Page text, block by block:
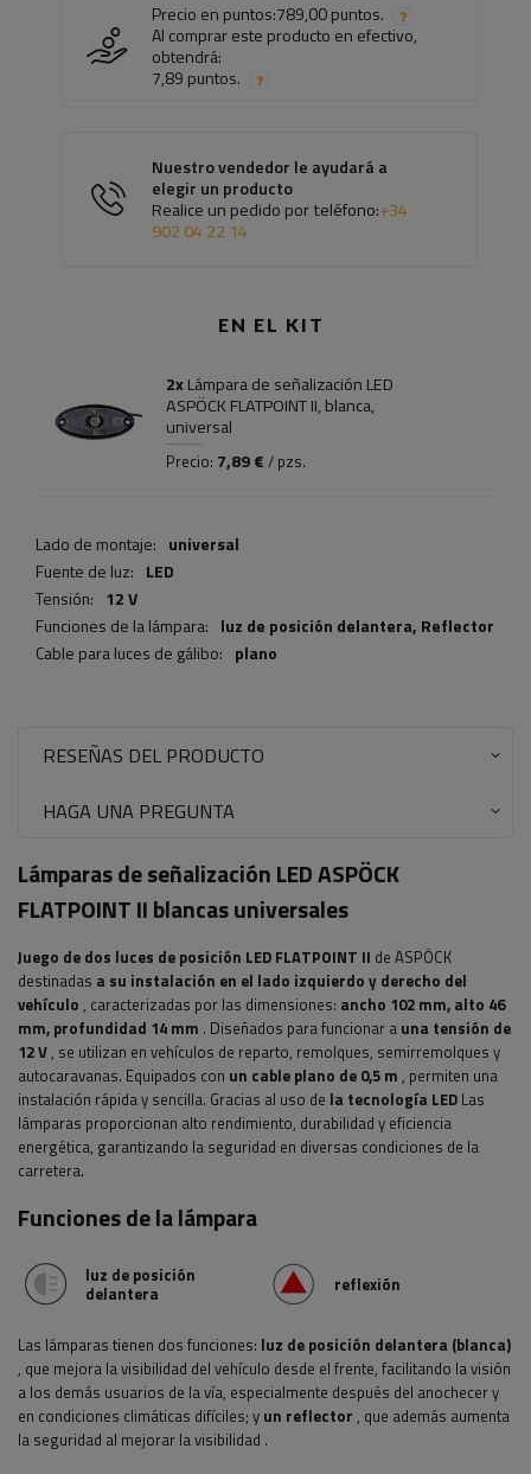
Precio en puntos:789,00 puntos.
Al comprar este producto en efectivo,
obtendrá:
7,89 puntos.
Nuestro vendedor le ayudará a
elegir un producto
Realice un pedido por teléfono:+34
902 04 22 14
EN EL KIT
2xLámpara de señalización LED
ASPÖCK FLATPOINT II, ​​blanca,
universal
Precio: 7,89 € / pzs.
Lado de montaje: universal
Fuente de luz: LED
Tensión: 12 V
Funciones de la lámpara: luz de posición delantera, Reflector
Cable para luces de gálibo: plano
RESEÑAS DEL PRODUCTO
HAGA UNA PREGUNTA
Lámparas de señalización LED ASPÖCK
FLATPOINT II blancas universales
Juego de dos luces de posición LED FLATPOINT II de ASPÖCK
destinadas a su instalación en el lado izquierdo y derecho del
vehículo , caracterizadas por las dimensiones: ancho 102 mm, alto 46
mm, profundidad 14 mm . Diseñados para funcionar a una tensión de
12 V, se utilizan en vehículos de reparto, remolques, semirremolques y
autocaravanas. Equipados con un cable plano de 0,5 m , permiten una
instalación rápida y sencilla. Gracias al uso de la tecnología LED Las
lámparas proporcionan alto rendimiento, durabilidad y eficiencia
energética, garantizando la seguridad en diversas condiciones de la
carretera.
Funciones de la lámpara
luz de posición
delantera
reflexión
Las lámparas tienen dos funciones: luz de posición delantera (blanca)
, que mejora la visibilidad del vehículo desde el frente, facilitando la visión
a los demás usuarios de la vía, especialmente después del anochecer y
en condiciones climáticas difíciles; y un reflector , que además aumenta
la seguridad al mejorar la visibilidad .